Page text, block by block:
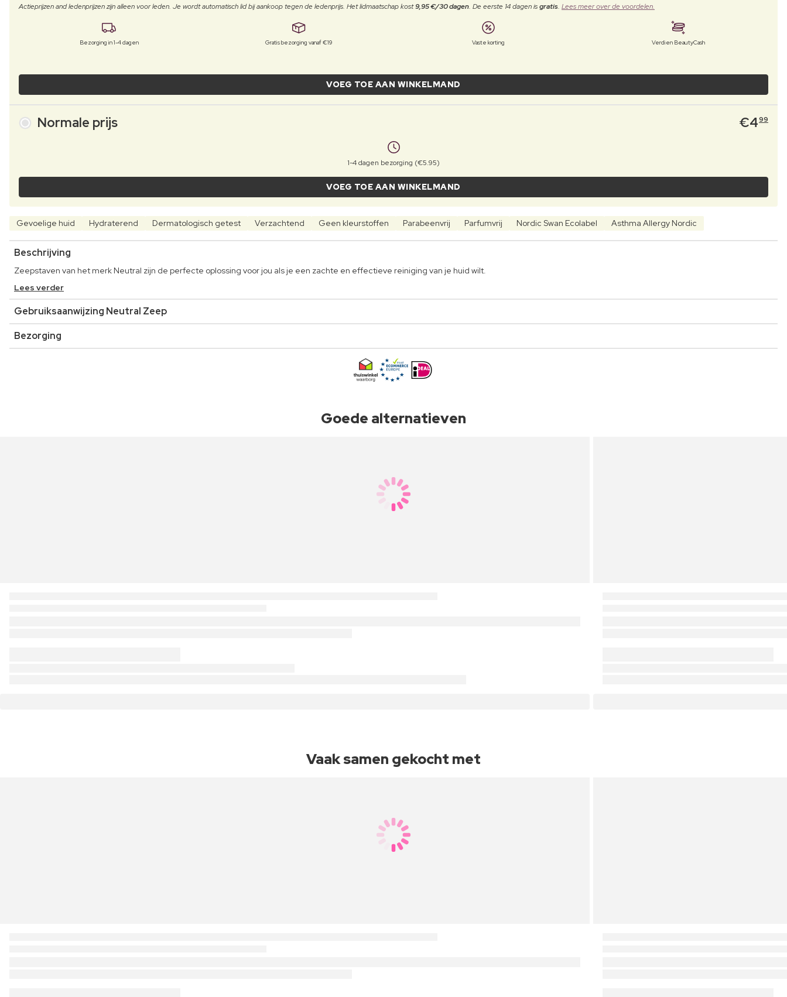
Actieprijzen and ledenprijzen zijn alleen voor leden. Je wordt automatisch lid bij aankoop tegen de ledenprijs. Het lidmaatschap kost9,95 €/30 dagen. De eerste 14 dagen isgratis. Lees meer over de voordelen.
Bezorging in 1-4 dagen Gratis bezorging vanaf €19 Vaste korting Verdien BeautyCash
VOEG TOE AAN WINKELMAND
Normale prijs €499
1-4 dagen bezorging (€5.95)
VOEG TOE AAN WINKELMAND
Gevoelige huid Hydraterend Dermatologisch getest Verzachtend Geen kleurstoffen Parabeenvrij Parfumvrij Nordic Swan Ecolabel Asthma Allergy Nordic
Beschrijving
Zeepstaven van het merk Neutral zijn de perfecte oplossing voor jou als je een zachte en effectieve reiniging van je huid wilt.
Lees verder
Gebruiksaanwijzing Neutral Zeep
Bezorging
Goede alternatieven
Vaak samen gekocht met